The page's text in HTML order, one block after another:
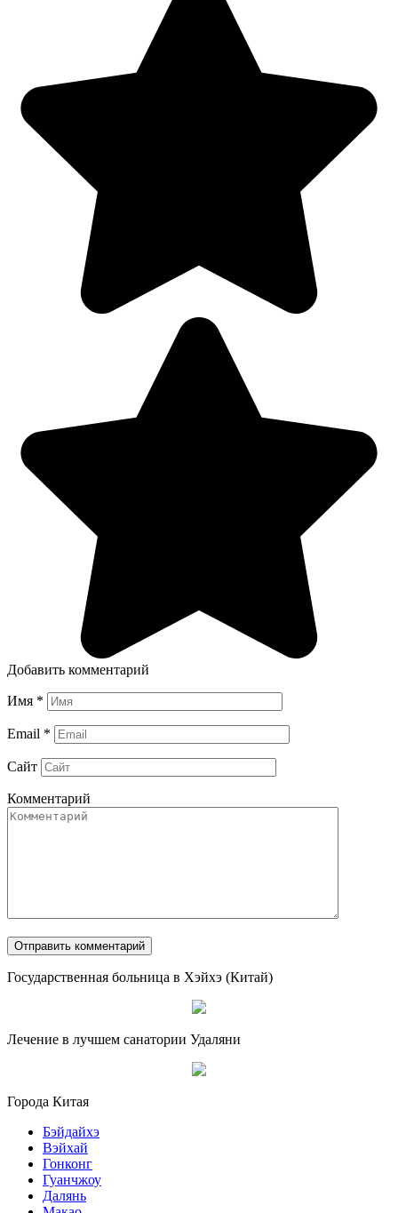
Добавить комментарий
Имя *
Email *
Сайт
Комментарий
Государственная больница в Хэйхэ (Китай)
Лечение в лучшем санатории Удаляни
Города Китая
Бэйдайхэ
Вэйхай
Гонконг
Гуанчжоу
Далянь